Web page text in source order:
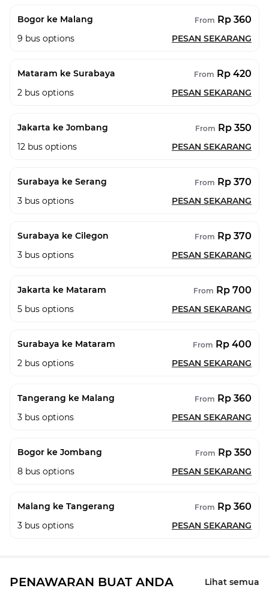
Bogor ke Malang From Rp 360
9 bus options PESAN SEKARANG
Mataram ke Surabaya From Rp 420
2 bus options PESAN SEKARANG
Jakarta ke Jombang From Rp 350
12 bus options PESAN SEKARANG
Surabaya ke Serang From Rp 370
3 bus options PESAN SEKARANG
Surabaya ke Cilegon From Rp 370
3 bus options PESAN SEKARANG
Jakarta ke Mataram From Rp 700
5 bus options PESAN SEKARANG
Surabaya ke Mataram From Rp 400
2 bus options PESAN SEKARANG
Tangerang ke Malang From Rp 360
3 bus options PESAN SEKARANG
Bogor ke Jombang From Rp 350
8 bus options PESAN SEKARANG
Malang ke Tangerang From Rp 360
3 bus options PESAN SEKARANG
PENAWARAN BUAT ANDA
Lihat semua